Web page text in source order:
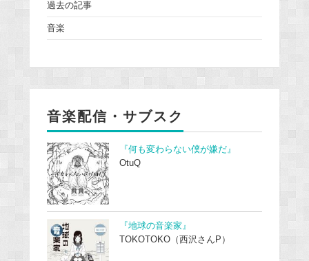
過去の記事
音楽
音楽配信・サブスク
『何も変わらない僕が嫌だ』
OtuQ
『地球の音楽家』
TOKOTOKO（西沢さんP）